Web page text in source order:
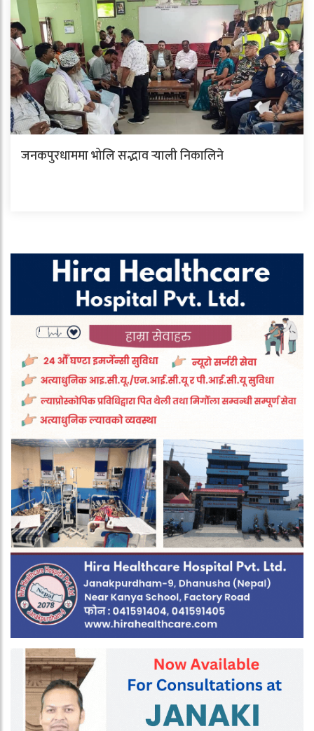
जनकपुरधाममा भोलि सद्भाव र्‍याली निकालिने